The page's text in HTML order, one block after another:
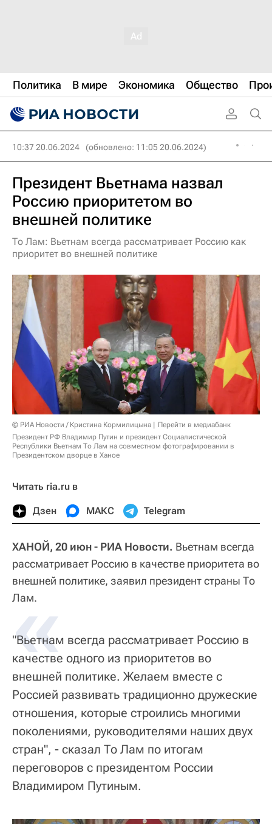
Политика В мире Экономика Общество
10:37 20.06.2024 (обновлено: 11:05 20.06.2024)
Президент Вьетнама назвал
Россию приоритетом во
внешней политике
То Лам: Вьетнам всегда рассматривает Россию как
приоритет во внешней политике
© РИА Новости / Кристина Кормилицына
Перейти в медиабанк
Президент РФ Владимир Путин и президент Социалистической
Республики Вьетнам То Лам на совместном фотографировании в
Президентском дворце в Ханое
Читать ria.ru в
Дзен МАКС Telegram
ХАНОЙ, 20 июн - РИА Новости. Вьетнам всегда
рассматривает Россию в качестве приоритета во
внешней политике, заявил президент страны То
Лам.
«
"Вьетнам всегда рассматривает Россию в
качестве одного из приоритетов во
внешней политике. Желаем вместе с
Россией развивать традиционно дружеские
отношения, которые строились многими
поколениями, руководителями наших двух
стран", - сказал То Лам по итогам
переговоров с президентом России
Владимиром Путиным.